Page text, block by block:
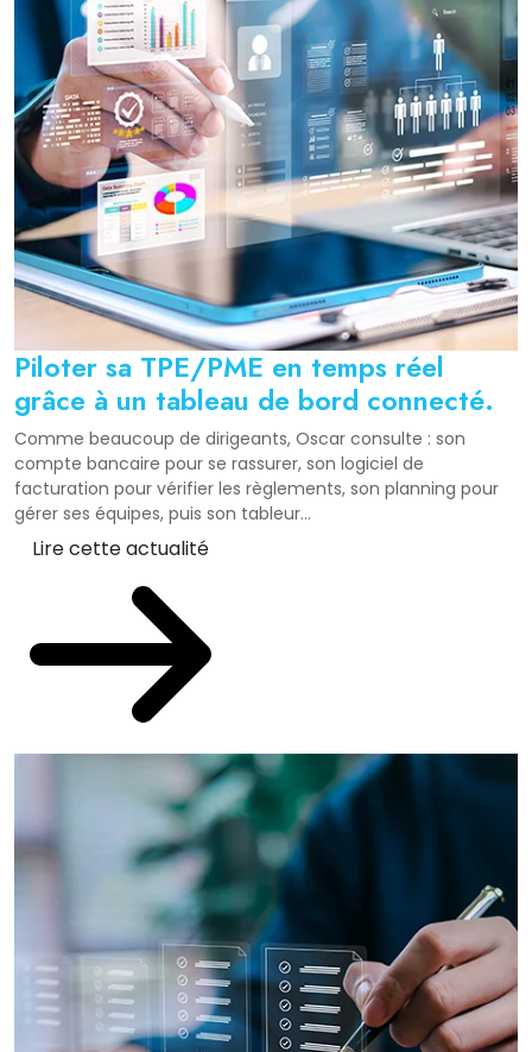
Piloter sa TPE/PME en temps réel
grâce à un tableau de bord connecté.
Comme beaucoup de dirigeants, Oscar consulte : son
compte bancaire pour se rassurer, son logiciel de
facturation pour vérifier les règlements, son planning pour
gérer ses équipes, puis son tableur...
Lire cette actualité